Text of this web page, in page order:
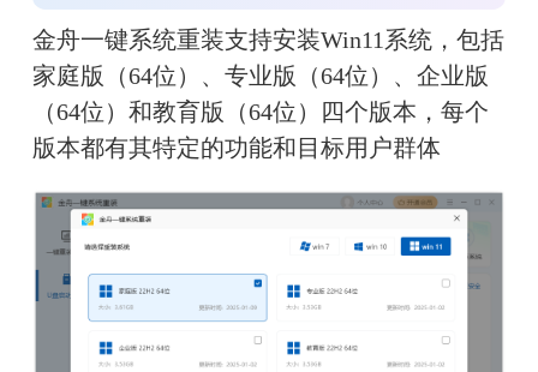
金舟一键系统重装支持安装Win11系统，包括
家庭版（64位）、专业版（64位）、企业版
（64位）和教育版（64位）四个版本，每个
版本都有其特定的功能和目标用户群体